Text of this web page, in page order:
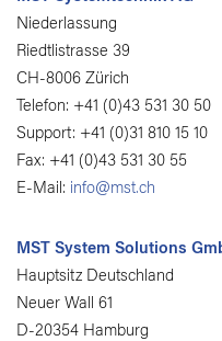
Niederlassung
Riedtlistrasse 39
CH-8006 Zürich
Telefon: +41 (0)43 531 30 50
Support: +41 (0)31 810 15 10
Fax: +41 (0)43 531 30 55
E-Mail: info@mst.ch
MST System Solutions
Hauptsitz Deutschland
Neuer Wall 61
D-20354 Hamburg